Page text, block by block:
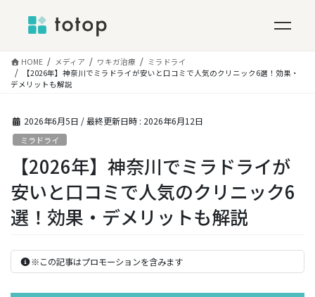
HOME メディア ワキガ治療
ミラドライ
【2026年】神奈川でミラドライが安いと口コミで人気のクリニック6選！効果・
デメリットも解説
2026年6月5日 / 最終更新日時 : 2026年6月12日
ミラドライ
【2026年】神奈川でミラドライが
安いと口コミで人気のクリニック6
選！効果・デメリットも解説
※この記事はプロモーションを含みます